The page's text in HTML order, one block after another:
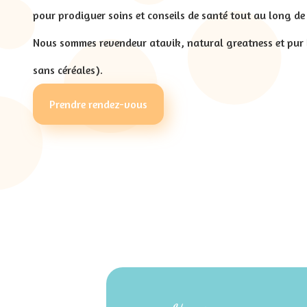
pour prodiguer soins et conseils de santé tout au long de
Nous sommes revendeur atavik, natural greatness et
sans céréales).
Prendre rendez-vous